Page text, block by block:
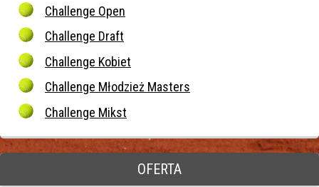
Challenge Open
Challenge Draft
Challenge Kobiet
Challenge Młodzież Masters
Challenge Mikst
OFERTA